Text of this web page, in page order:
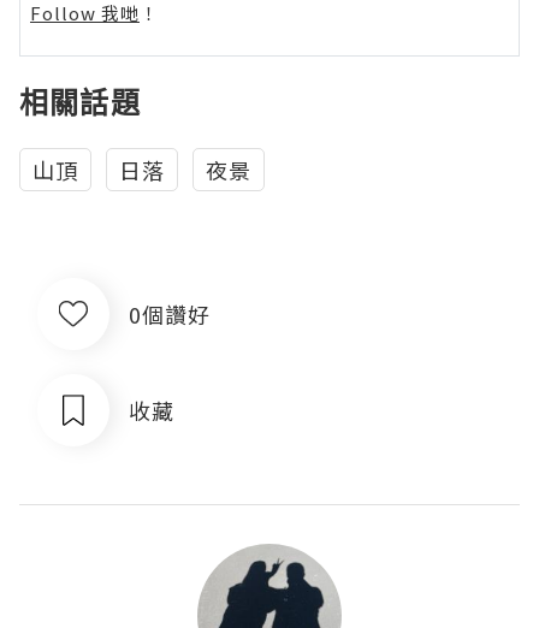
Follow 我哋 ！
相關話題
山頂 日落 夜景
0個讚好
收藏